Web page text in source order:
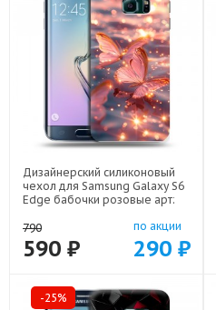
Дизайнерский силиконовый
чехол для Samsung Galaxy S6
Edge бабочки розовые арт:
790
590 ₽
по акции
290 ₽
-25%